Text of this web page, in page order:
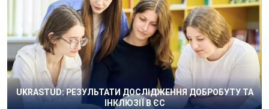
UKRASTUD: РЕЗУЛЬТАТИ ДОСЛІДЖЕННЯ ДОБРОБУТУ ТА
ІНКЛЮЗІЇ В ЄС